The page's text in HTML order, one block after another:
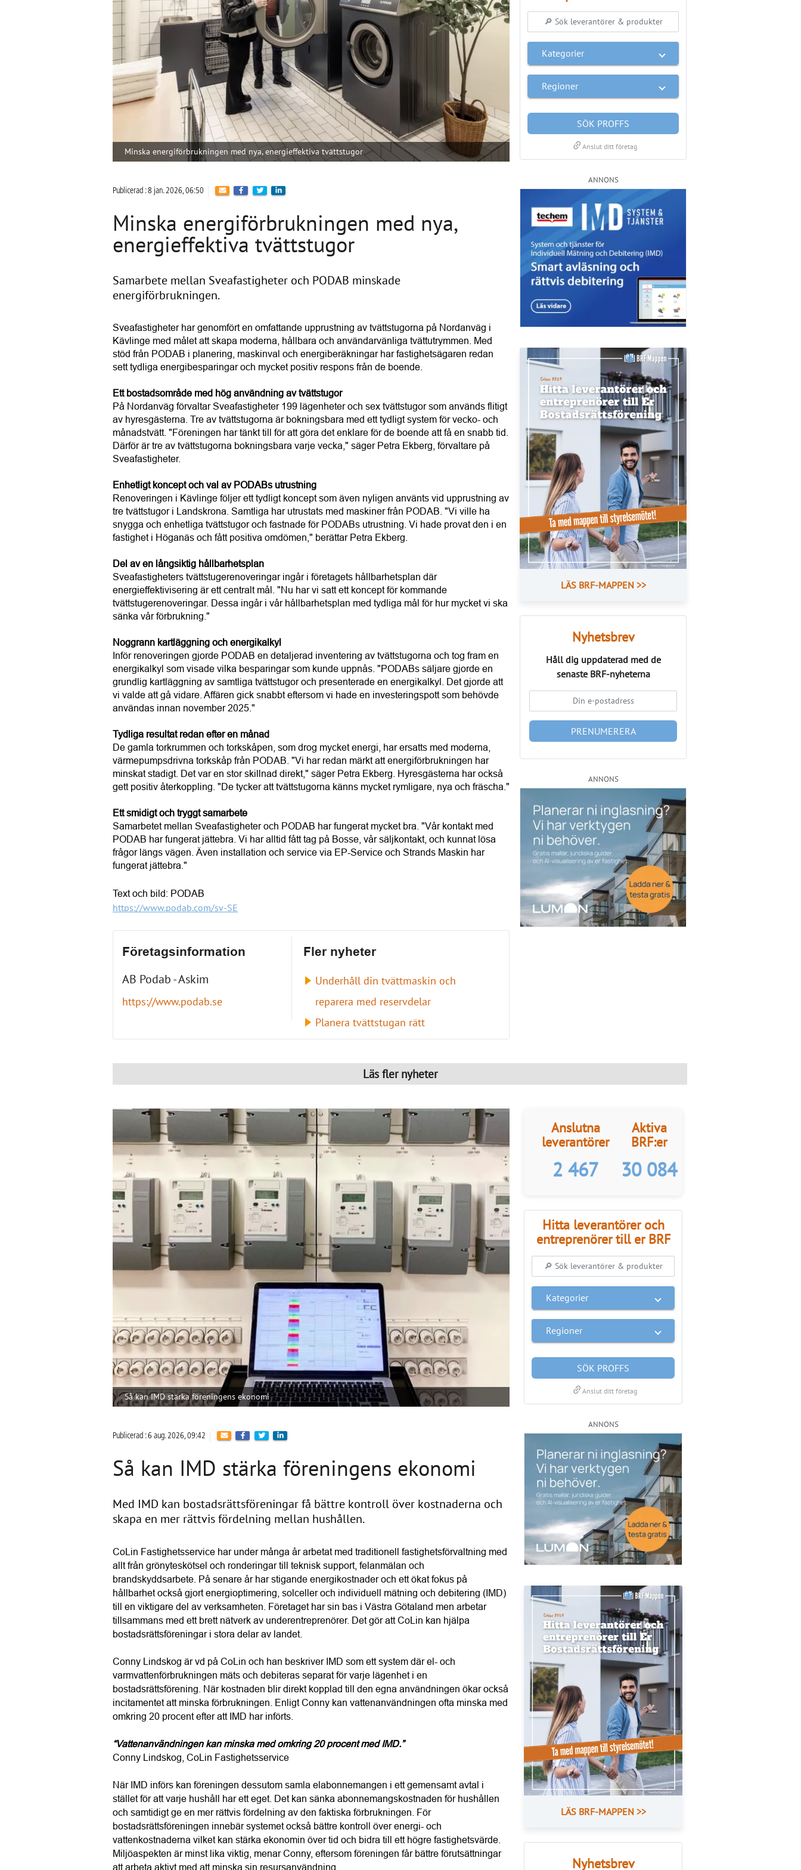
Minska energiförbrukningen med nya, energieffektiva tvättstugor
Publicerad : 8 jan. 2026, 06:50
Minska energiförbrukningen med nya,
energieffektiva tvättstugor
Samarbete mellan Sveafastigheter och PODAB minskade
energiförbrukningen.
Sveafastigheter har genomfört en omfattande upprustning av tvättstugorna på Nordanväg i
Kävlinge med målet att skapa moderna, hållbara och användarvänliga tvättutrymmen. Med
stöd från PODAB i planering, maskinval och energiberäkningar har fastighetsägaren redan
sett tydliga energibesparingar och mycket positiv respons från de boende.
Ett bostadsområde med hög användning av tvättstugor
På Nordanväg förvaltar Sveafastigheter 199 lägenheter och sex tvättstugor som används flitigt
av hyresgästerna. Tre av tvättstugorna är bokningsbara med ett tydligt system för vecko- och
månadstvätt. "Föreningen har tänkt till för att göra det enklare för de boende att få en snabb tid.
Därför är tre av tvättstugorna bokningsbara varje vecka," säger Petra Ekberg, förvaltare på
Sveafastigheter.
Enhetligt koncept och val av PODABs utrustning
Renoveringen i Kävlinge följer ett tydligt koncept som även nyligen använts vid upprustning av
tre tvättstugor i Landskrona. Samtliga har utrustats med maskiner från PODAB. "Vi ville ha
snygga och enhetliga tvättstugor och fastnade för PODABs utrustning. Vi hade provat den i en
fastighet i Höganäs och fått positiva omdömen," berättar Petra Ekberg.
Del av en långsiktig hållbarhetsplan
Sveafastigheters tvättstugerenoveringar ingår i företagets hållbarhetsplan där
energieffektivisering är ett centralt mål. "Nu har vi satt ett koncept för kommande
tvättstugerenoveringar. Dessa ingår i vår hållbarhetsplan med tydliga mål för hur mycket vi ska
sänka vår förbrukning."
Noggrann kartläggning och energikalkyl
Inför renoveringen gjorde PODAB en detaljerad inventering av tvättstugorna och tog fram en
energikalkyl som visade vilka besparingar som kunde uppnås. "PODABs säljare gjorde en
grundlig kartläggning av samtliga tvättstugor och presenterade en energikalkyl. Det gjorde att
vi valde att gå vidare. Affären gick snabbt eftersom vi hade en investeringspott som behövde
användas innan november 2025."
Tydliga resultat redan efter en månad
De gamla torkrummen och torkskåpen, som drog mycket energi, har ersatts med moderna,
värmepumpsdrivna torkskåp från PODAB. "Vi har redan märkt att energiförbrukningen har
minskat stadigt. Det var en stor skillnad direkt," säger Petra Ekberg. Hyresgästerna har också
gett positiv återkoppling. "De tycker att tvättstugorna känns mycket rymligare, nya och fräscha."
Ett smidigt och tryggt samarbete
Samarbetet mellan Sveafastigheter och PODAB har fungerat mycket bra. "Vår kontakt med
PODAB har fungerat jättebra. Vi har alltid fått tag på Bosse, vår säljkontakt, och kunnat lösa
frågor längs vägen. Även installation och service via EP-Service och Strands Maskin har
fungerat jättebra."
Text och bild: PODAB
https://www.podab.com/sv-SE
Företagsinformation
AB Podab - Askim
https://www.podab.se
Fler nyheter
Underhåll din tvättmaskin och
reparera med reservdelar
Planera tvättstugan rätt
Kategorier
Regioner
SÖK PROFFS
linkAnslut ditt företag
ANNONS
LÄS BRF-MAPPEN >>
Nyhetsbrev
Håll dig uppdaterad med de
senaste BRF-nyheterna
PRENUMERERA
ANNONS
Läs fler nyheter
Så kan IMD stärka föreningens ekonomi
Publicerad : 6 aug. 2026, 09:42
Så kan IMD stärka föreningens ekonomi
Med IMD kan bostadsrättsföreningar få bättre kontroll över kostnaderna och
skapa en mer rättvis fördelning mellan hushållen.
CoLin Fastighetsservice har under många år arbetat med traditionell fastighetsförvaltning med
allt från grönyteskötsel och ronderingar till teknisk support, felanmälan och
brandskyddsarbete. På senare år har stigande energikostnader och ett ökat fokus på
hållbarhet också gjort energioptimering, solceller och individuell mätning och debitering (IMD)
till en viktigare del av verksamheten. Företaget har sin bas i Västra Götaland men arbetar
tillsammans med ett brett nätverk av underentreprenörer. Det gör att CoLin kan hjälpa
bostadsrättsföreningar i stora delar av landet.
Conny Lindskog är vd på CoLin och han beskriver IMD som ett system där el- och
varmvattenförbrukningen mäts och debiteras separat för varje lägenhet i en
bostadsrättsförening. När kostnaden blir direkt kopplad till den egna användningen ökar också
incitamentet att minska förbrukningen. Enligt Conny kan vattenanvändningen ofta minska med
omkring 20 procent efter att IMD har införts.
“Vattenanvändningen kan minska med omkring 20 procent med IMD.”
Conny Lindskog, CoLin Fastighetsservice
När IMD införs kan föreningen dessutom samla elabonnemangen i ett gemensamt avtal i
stället för att varje hushåll har ett eget. Det kan sänka abonnemangskostnaden för hushållen
och samtidigt ge en mer rättvis fördelning av den faktiska förbrukningen. För
bostadsrättsföreningen innebär systemet också bättre kontroll över energi- och
vattenkostnaderna vilket kan stärka ekonomin över tid och bidra till ett högre fastighetsvärde.
Miljöaspekten är minst lika viktig, menar Conny, eftersom föreningen får bättre förutsättningar
att arbeta aktivt med att minska sin resursanvändning.
Anslutna
leverantörer
2 467
Aktiva
BRF:er
30 084
Hitta leverantörer och
entreprenörer till er BRF
Kategorier
Regioner
SÖK PROFFS
linkAnslut ditt företag
ANNONS
LÄS BRF-MAPPEN >>
Nyhetsbrev